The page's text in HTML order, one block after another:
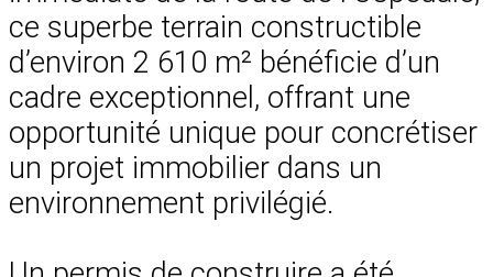
ce superbe terrain constructible
d’environ 2 610 m² bénéficie d’un
cadre exceptionnel, offrant une
opportunité unique pour concrétiser
un projet immobilier dans un
environnement privilégié.